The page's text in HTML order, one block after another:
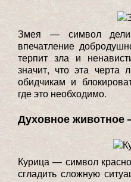
Змея — символ
впечатление
терпит зла и
значит, что эта черта
обидчикам и
где это необходимо.
Духовное животное
Курица — символ
сгладить сложную